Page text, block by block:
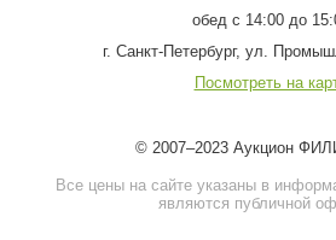
обед с 14:00 до
г. Санкт-Петербург, ул.
Посмотреть на
© 2007–2023 Аукцион
Все цены на сайте указаны в
являются публичной